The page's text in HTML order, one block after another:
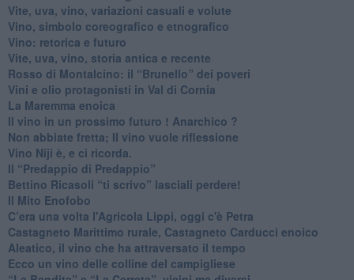
Vite, uva, vino, variazioni casuali e volute
Vino, simbolo coreografico e etnografico
​Vino: retorica e futuro
​Vite, uva, vino, storia antica e recente
​Rosso di Montalcino: il “Brunello” dei poveri
Vini e olio protagonisti in Val di Cornia
​La Maremma enoica
Il vino in un prossimo futuro ! Anarchico ?
​Non abbiate fretta; Il vino vuole riflessione
​Vino Niji è, e ci ricorda.
Il “Predappio di Predappio”
Bettino Ricasoli “ti scrivo” lasciali perdere!
Il Mito Enofobo
​C’era una volta l'Agricola Lippi, oggi c'è Petra
​Castagneto Marittimo rurale, Castagneto Carducci enoico
Aleatico, il vino che ha attraversato il tempo
Ecco un vino delle colline del campigliese